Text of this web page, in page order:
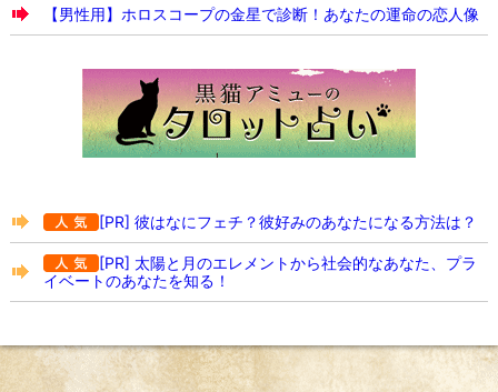
【男性用】ホロスコープの金星で診断！あなたの運命の恋人像
[PR] 彼はなにフェチ？彼好みのあなたになる方法は？
[PR] 太陽と月のエレメントから社会的なあなた、プラ
イベートのあなたを知る！